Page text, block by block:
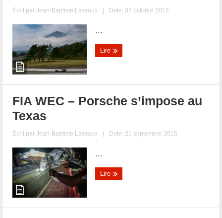
Écrit parJean-Baptiste Lassaux | Date: 07 octobre 2015
...
Lire
FIA WEC – Porsche s’impose au
Texas
Écrit parJean-Baptiste Lassaux | Date: 21 septembre 2015
...
Lire